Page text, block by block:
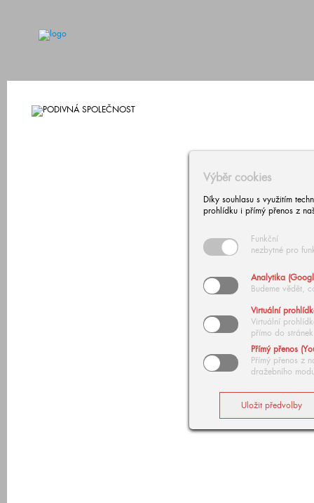
Výběr cookies
Díky souhlasu s využitím
prohlídku i přímý přenos z
Funkční
nezbytné pro
Analytika
Budeme vědět,
Virtuální
Virtuální
přímo do stránek
Přímý přenos
Přímý přenos z
dražebního